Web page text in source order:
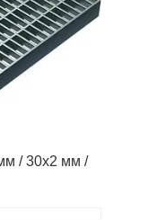
/ 30х2 мм /